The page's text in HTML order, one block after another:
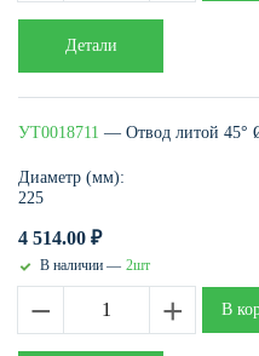
Детали
УТ0018711 — Отвод литой 45°
Диаметр (мм):
225
4 514.00 ₽
В наличии — 2шт
− + В